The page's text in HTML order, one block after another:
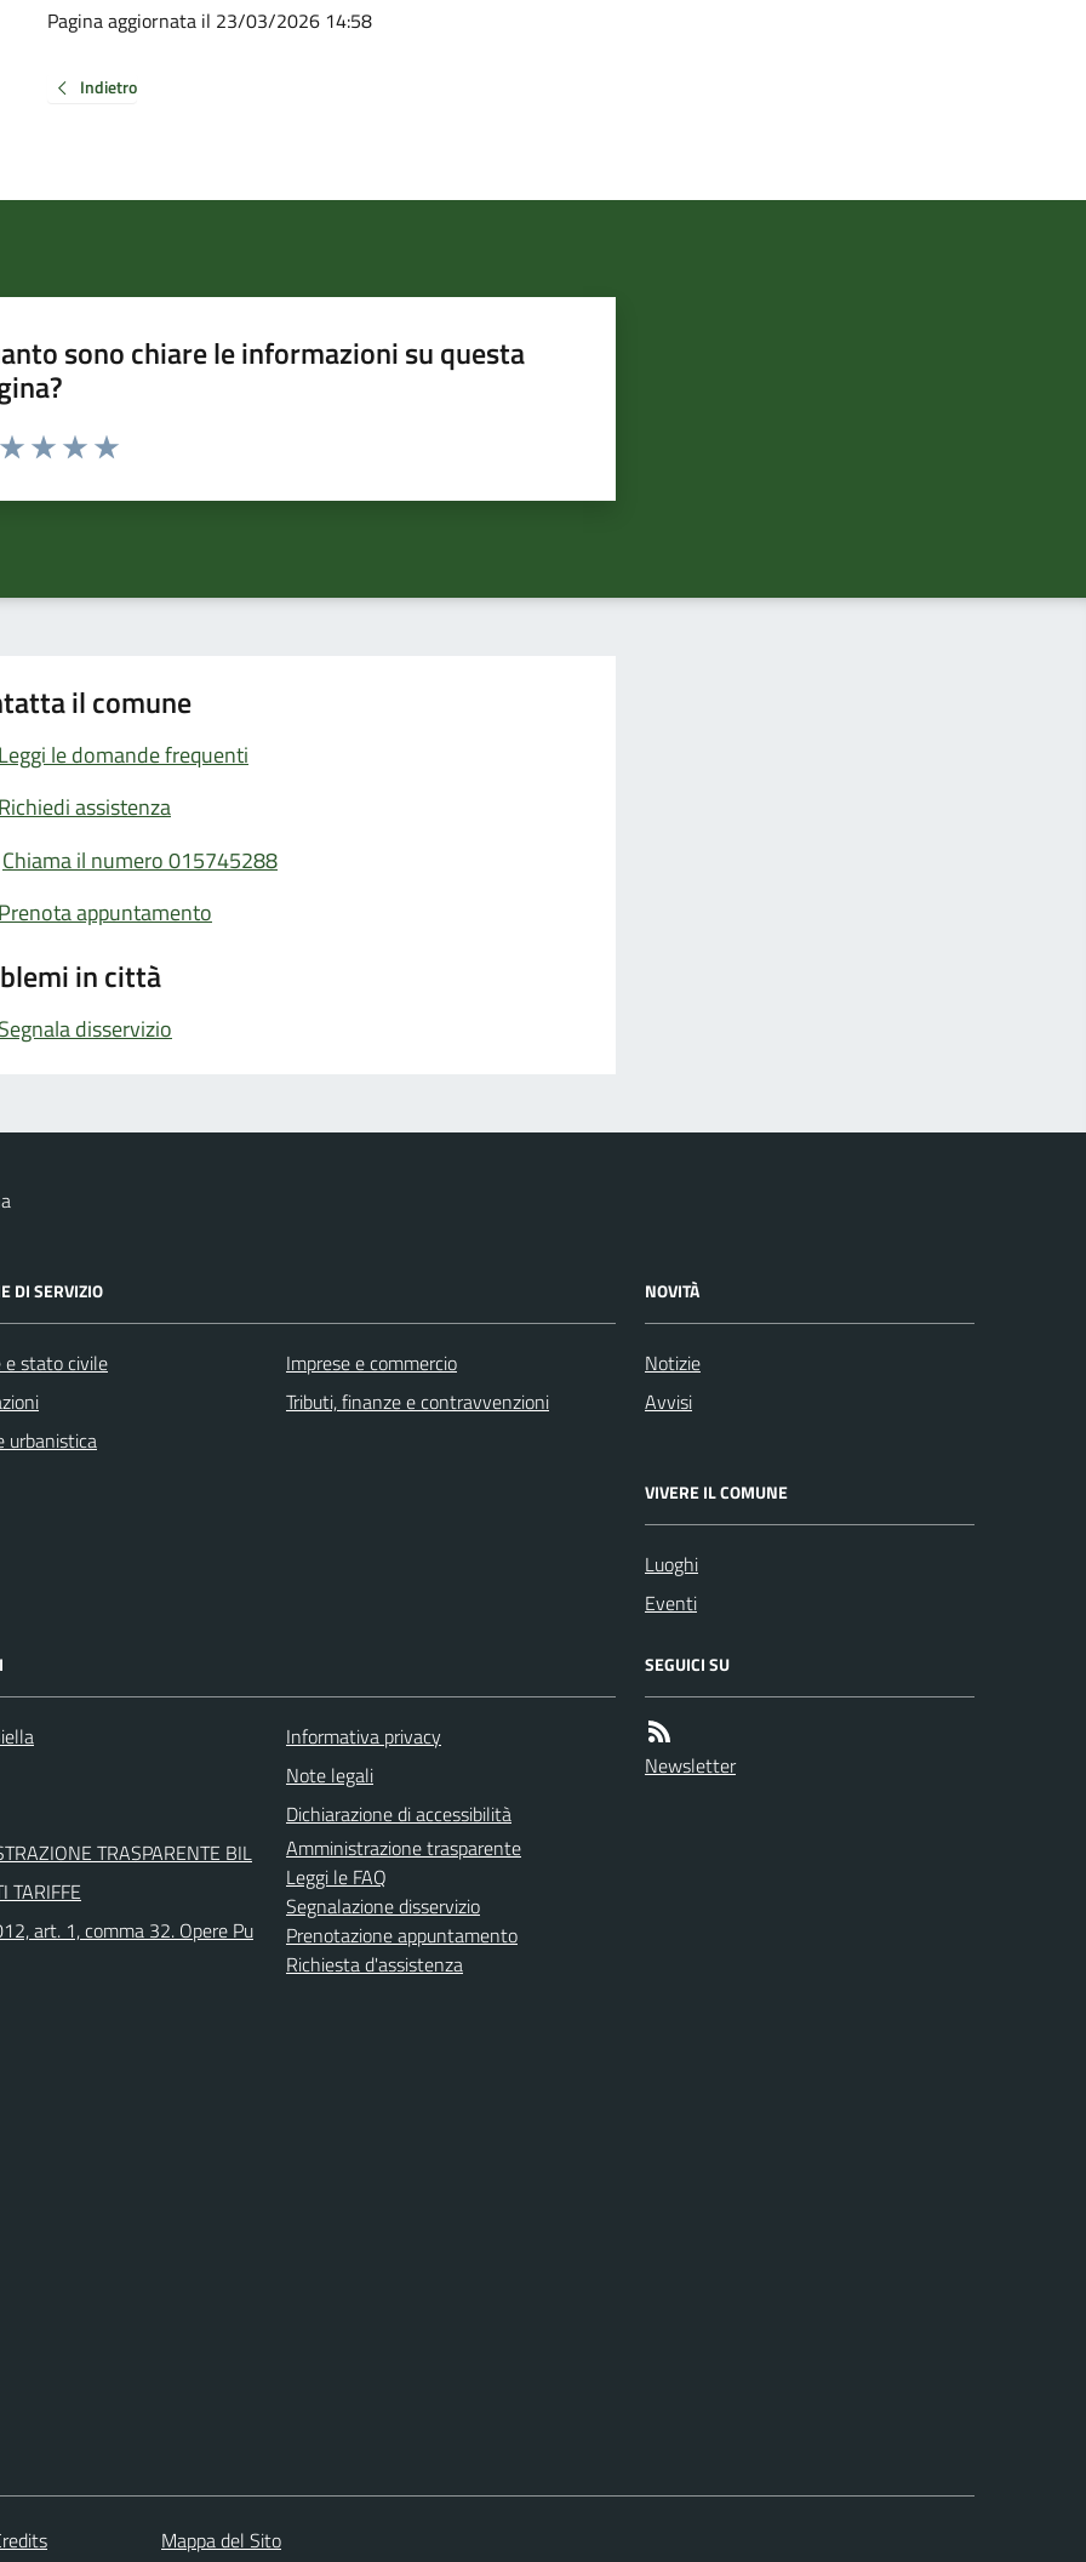
Pagina aggiornata il 23/03/2026 14:58
Indietro
sono chiare le informazioni su questa
da 1 a 5 stelle la pagina
il comune
Leggi le domande frequenti
Richiedi assistenza
Chiama il numero 015745288
Prenota appuntamento
in città
Segnala disservizio
DI SERVIZIO
e stato civile
urbanistica
Imprese e commercio
Tributi, finanze e contravvenzioni
NOVITÀ
Notizie
Avvisi
VIVERE IL COMUNE
Luoghi
Eventi
TRASPARENTE BIL
TARIFFE
art. 1, comma 32. Opere Pu
Informativa privacy
Note legali
Dichiarazione di accessibilità
Amministrazione trasparente
Leggi le FAQ
Segnalazione disservizio
Prenotazione appuntamento
Richiesta d'assistenza
SEGUICI SU
Newsletter
Mappa del Sito